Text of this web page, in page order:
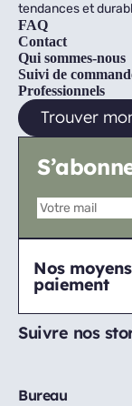
tendances et
FAQ
Contact
Qui sommes-nous
Suivi de
Professionnels
Trouver
Nos
paiement
Suivre nos
Bureau